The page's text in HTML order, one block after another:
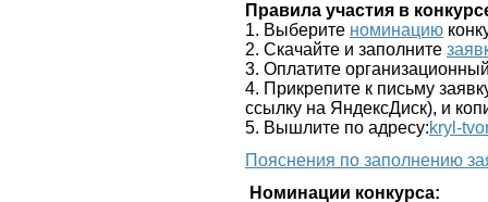
Правила участия в
1. Выберите номинацию
2. Скачайте и заполните
3. Оплатите
4. Прикрепите к письму
ссылку на ЯндексДиск), и
5. Вышлите по адресу:kryl-
Пояснения по заполнению
Номинации конкурса: